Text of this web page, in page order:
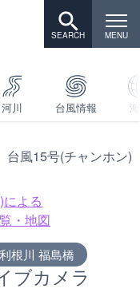
河川 台風情報
台風15号(チャンホン)
よる
・地図
利根川 福島橋
ブカメラ